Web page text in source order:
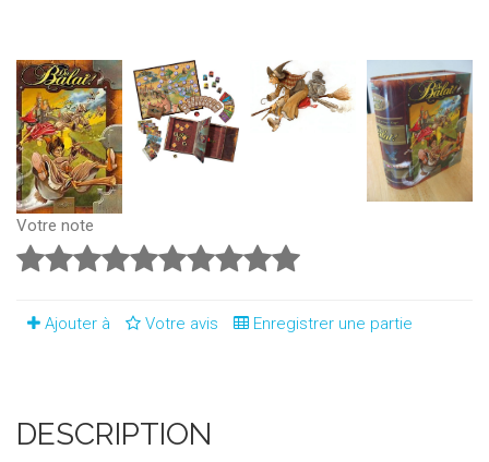
Votre note
Ajouter à Votre avis Enregistrer une partie
DESCRIPTION